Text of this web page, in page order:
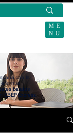
ME
NU
con la
más
baratos
EBEP Express.